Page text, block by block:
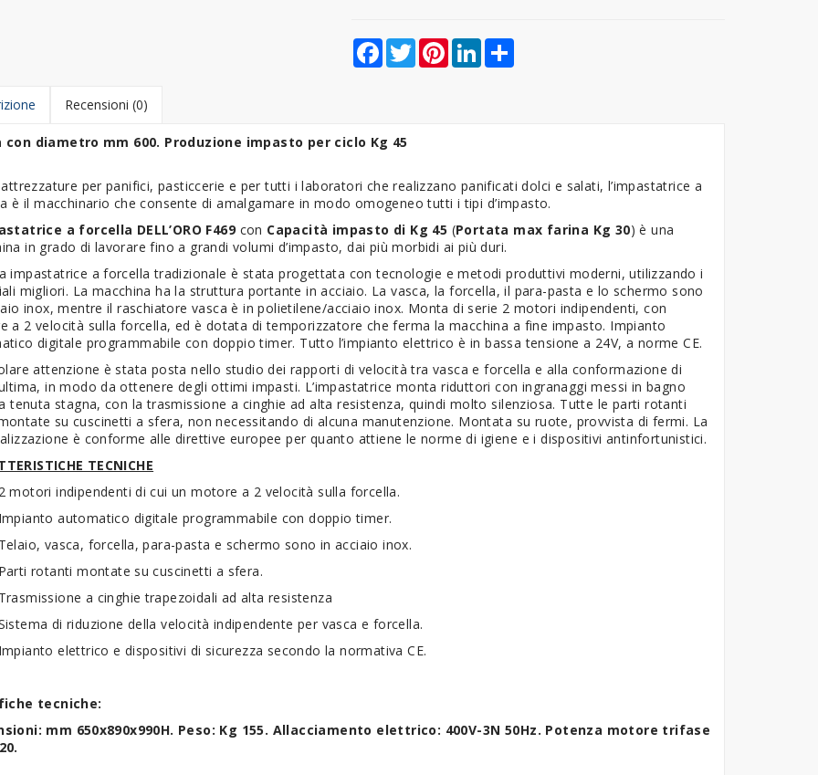
Facebook
TwitterPinterestLinkedIn
Recensioni (0)
con diametro mm 600. Produzione impasto per ciclo Kg 45
per panifici, pasticcerie e per tutti i laboratori che realizzano panificati dolci e salati, l’impastatrice a
è il macchinario che consente di amalgamare in modo omogeneo tutti i tipi d’impasto.
a forcella DELL’ORO F469 con Capacità impasto di Kg 45 (Portata max farina Kg 30) è una
in grado di lavorare fino a grandi volumi d’impasto, dai più morbidi ai più duri.
impastatrice a forcella tradizionale è stata progettata con tecnologie e metodi produttivi moderni, utilizzando i
migliori. La macchina ha la struttura portante in acciaio. La vasca, la forcella, il para-pasta e lo schermo sono
inox, mentre il raschiatore vasca è in polietilene/acciaio inox. Monta di serie 2 motori indipendenti, con
a 2 velocità sulla forcella, ed è dotata di temporizzatore che ferma la macchina a fine impasto. Impianto
digitale programmabile con doppio timer. Tutto l’impianto elettrico è in bassa tensione a 24V, a norme CE.
attenzione è stata posta nello studio dei rapporti di velocità tra vasca e forcella e alla conformazione di
in modo da ottenere degli ottimi impasti. L’impastatrice monta riduttori con ingranaggi messi in bagno
tenuta stagna, con la trasmissione a cinghie ad alta resistenza, quindi molto silenziosa. Tutte le parti rotanti
su cuscinetti a sfera, non necessitando di alcuna manutenzione. Montata su ruote, provvista di fermi. La
è conforme alle direttive europee per quanto attiene le norme di igiene e i dispositivi antinfortunistici.
TECNICHE
2 motori indipendenti di cui un motore a 2 velocità sulla forcella.
Impianto automatico digitale programmabile con doppio timer.
Telaio, vasca, forcella, para-pasta e schermo sono in acciaio inox.
Parti rotanti montate su cuscinetti a sfera.
Trasmissione a cinghie trapezoidali ad alta resistenza
di riduzione della velocità indipendente per vasca e forcella.
Impianto elettrico e dispositivi di sicurezza secondo la normativa CE.
tecniche:
mm 650x890x990H. Peso: Kg 155. Allacciamento elettrico: 400V-3N 50Hz. Potenza motore trifase